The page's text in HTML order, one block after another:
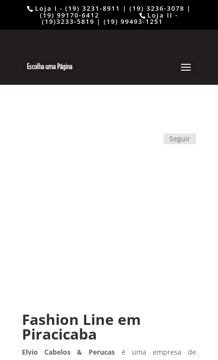
Loja I - (19) 3231-8911 | (19) 3236-3078 |
(19) 99170-6412 ⠀⠀⠀⠀⠀⠀ Loja II -
(19)3233-5819 | (19) 99493-1251
Escolha uma Página
Seguir
Fashion Line em
Piracicaba
Elvio Cabelos & Perucas é uma empresa de